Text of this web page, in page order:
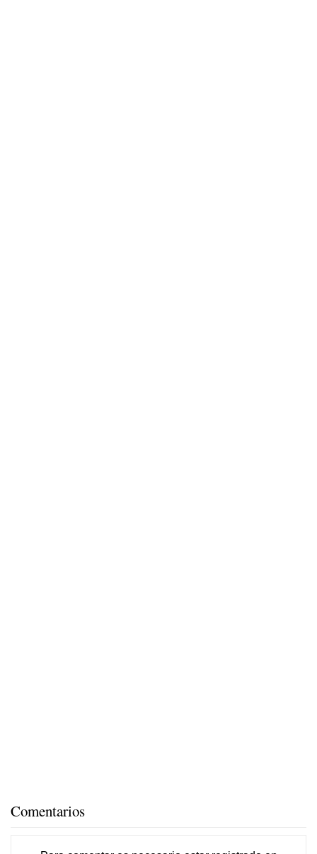
Comentarios